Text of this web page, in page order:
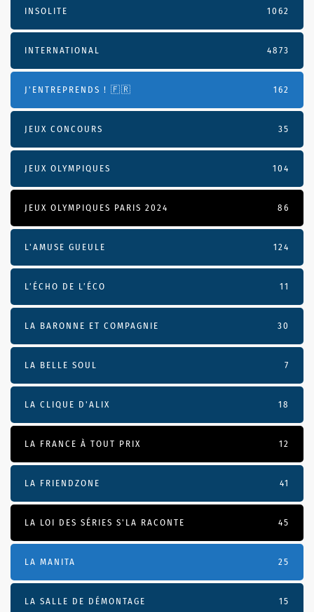
INSOLITE 1062
INTERNATIONAL 4873
J'ENTREPRENDS ! 🇫🇷 162
JEUX CONCOURS 35
JEUX OLYMPIQUES 104
JEUX OLYMPIQUES PARIS 2024 86
L'AMUSE GUEULE 124
L’ÉCHO DE L’ÉCO 11
LA BARONNE ET COMPAGNIE 30
LA BELLE SOUL 7
LA CLIQUE D'ALIX 18
LA FRANCE À TOUT PRIX 12
LA FRIENDZONE 41
LA LOI DES SÉRIES S'LA RACONTE 45
LA MANITA 25
LA SALLE DE DÉMONTAGE 15